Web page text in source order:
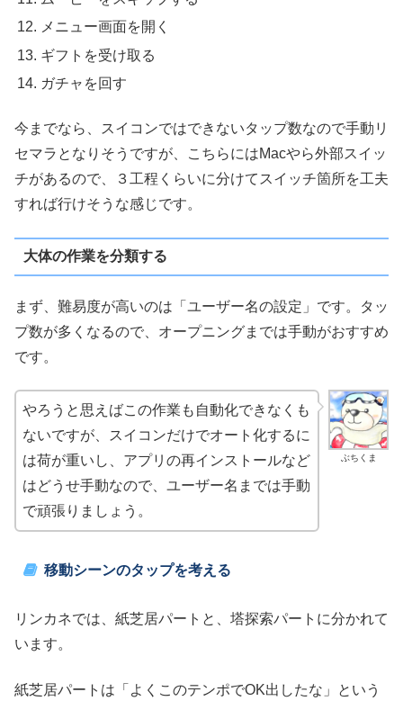
メニュー画面を開く
ギフトを受け取る
ガチャを回す
今までなら、スイコンではできないタップ数なので手動リ
セマラとなりそうですが、こちらにはMacやら外部スイッ
チがあるので、３工程くらいに分けてスイッチ箇所を工夫
すれば行けそうな感じです。
大体の作業を分類する
まず、難易度が高いのは「ユーザー名の設定」です。タッ
プ数が多くなるので、オープニングまでは手動がおすすめ
です。
ぶちくま
やろうと思えばこの作業も自動化できなくも
ないですが、スイコンだけでオート化するに
は荷が重いし、アプリの再インストールなど
はどうせ手動なので、ユーザー名までは手動
で頑張りましょう。
移動シーンのタップを考える
リンカネでは、紙芝居パートと、塔探索パートに分かれて
います。
紙芝居パートは「よくこのテンポでOK出したな」という